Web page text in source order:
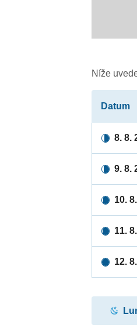
Níže
Datum
8. 8.
9. 8.
10.
11.
12.